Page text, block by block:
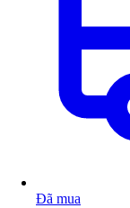
Đã mua